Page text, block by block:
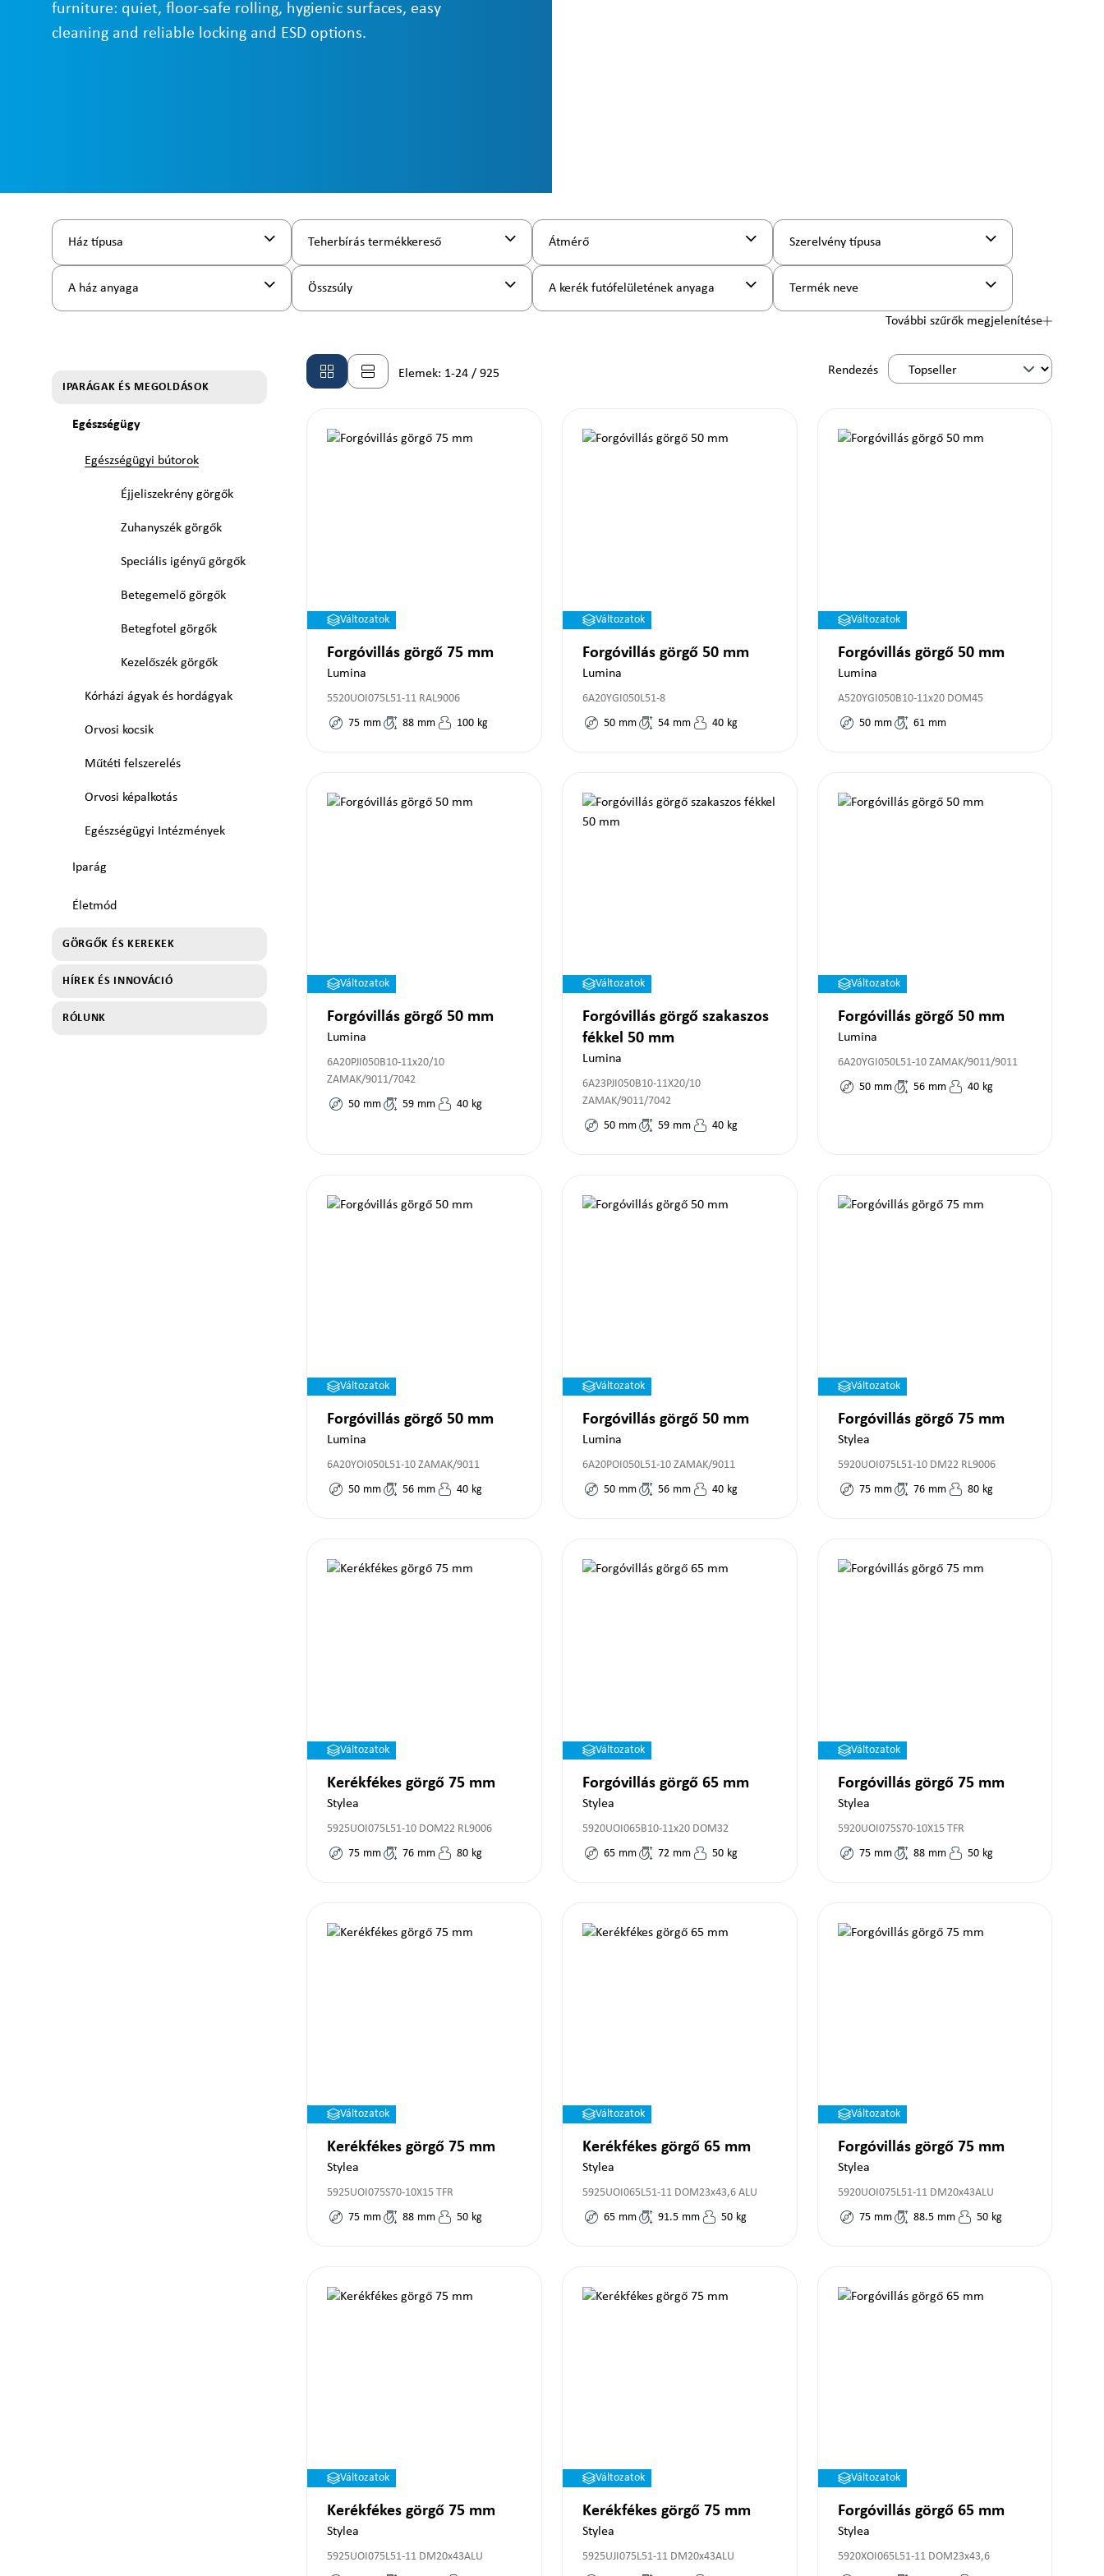
furniture: quiet, floor-safe rolling, hygienic surfaces, easy
cleaning and reliable locking and ESD options.
Ház típusa Teherbírás termékkereső Átmérő Szerelvény típusa
A ház anyaga Összsúly A kerék futófelületének anyaga Termék neve
További szűrők megjelenítése
IPARÁGAK ÉS MEGOLDÁSOK
Egészségügy
Egészségügyi bútorok
Éjjeliszekrény görgők
Zuhanyszék görgők
Speciális igényű görgők
Betegemelő görgők
Betegfotel görgők
Kezelőszék görgők
Kórházi ágyak és hordágyak
Orvosi kocsik
Műtéti felszerelés
Orvosi képalkotás
Egészségügyi Intézmények
Iparág
Életmód
GÖRGŐK ÉS KEREKEK
HÍREK ÉS INNOVÁCIÓ
RÓLUNK
Elemek: 1-24 / 925 Rendezés
Változatok
Forgóvillás görgő 75 mm
Lumina
5520UOI075L51-11 RAL9006
75 mm 88 mm 100 kg
Változatok
Forgóvillás görgő 50 mm
Lumina
6A20YGI050L51-8
50 mm 54 mm 40 kg
Változatok
Forgóvillás görgő 50 mm
Lumina
A520YGI050B10-11x20 DOM45
50 mm 61 mm
Változatok
Forgóvillás görgő 50 mm
Lumina
6A20PJI050B10-11x20/10
ZAMAK/9011/7042
50 mm 59 mm 40 kg
Változatok
Forgóvillás görgő szakaszos
fékkel 50 mm
Lumina
6A23PJI050B10-11X20/10
ZAMAK/9011/7042
50 mm 59 mm 40 kg
Változatok
Forgóvillás görgő 50 mm
Lumina
6A20YGI050L51-10 ZAMAK/9011/9011
50 mm 56 mm 40 kg
Változatok
Forgóvillás görgő 50 mm
Lumina
6A20YOI050L51-10 ZAMAK/9011
50 mm 56 mm 40 kg
Változatok
Forgóvillás görgő 50 mm
Lumina
6A20POI050L51-10 ZAMAK/9011
50 mm 56 mm 40 kg
Változatok
Forgóvillás görgő 75 mm
Stylea
5920UOI075L51-10 DM22 RL9006
75 mm 76 mm 80 kg
Változatok
Kerékfékes görgő 75 mm
Stylea
5925UOI075L51-10 DOM22 RL9006
75 mm 76 mm 80 kg
Változatok
Forgóvillás görgő 65 mm
Stylea
5920UOI065B10-11x20 DOM32
65 mm 72 mm 50 kg
Változatok
Forgóvillás görgő 75 mm
Stylea
5920UOI075S70-10X15 TFR
75 mm 88 mm 50 kg
Változatok
Kerékfékes görgő 75 mm
Stylea
5925UOI075S70-10X15 TFR
75 mm 88 mm 50 kg
Változatok
Kerékfékes görgő 65 mm
Stylea
5925UOI065L51-11 DOM23x43,6 ALU
65 mm 91.5 mm 50 kg
Változatok
Forgóvillás görgő 75 mm
Stylea
5920UOI075L51-11 DM20x43ALU
75 mm 88.5 mm 50 kg
Változatok
Kerékfékes görgő 75 mm
Stylea
5925UOI075L51-11 DM20x43ALU
Változatok
Kerékfékes görgő 75 mm
Stylea
5925UJI075L51-11 DM20x43ALU
Változatok
Forgóvillás görgő 65 mm
Stylea
5920XOI065L51-11 DOM23x43,6